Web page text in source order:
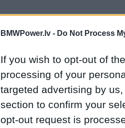
BMWPower.lv - Do Not Process
If you wish to opt-out of
processing of your
targeted advertising by
section to confirm your
opt-out request is